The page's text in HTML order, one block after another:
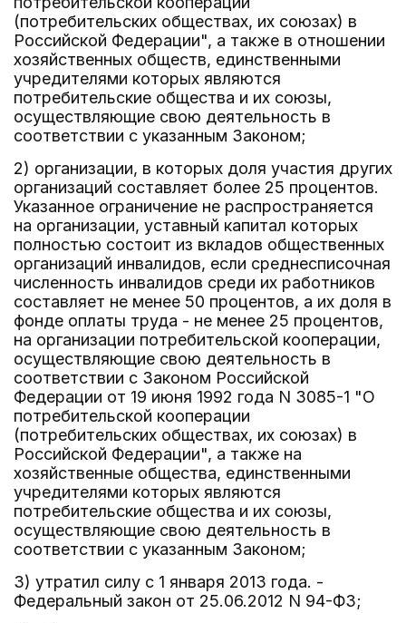
(потребительских обществах, их союзах) в
Российской Федерации", а также в отношении
хозяйственных обществ, единственными
учредителями которых являются
потребительские общества и их союзы,
осуществляющие свою деятельность в
соответствии с указанным Законом;
2) организации, в которых доля участия других
организаций составляет более 25 процентов.
Указанное ограничение не распространяется
на организации, уставный капитал которых
полностью состоит из вкладов общественных
организаций инвалидов, если среднесписочная
численность инвалидов среди их работников
составляет не менее 50 процентов, а их доля в
фонде оплаты труда - не менее 25 процентов,
на организации потребительской кооперации,
осуществляющие свою деятельность в
соответствии с Законом Российской
Федерации от 19 июня 1992 года N 3085-1 "О
потребительской кооперации
(потребительских обществах, их союзах) в
Российской Федерации", а также на
хозяйственные общества, единственными
учредителями которых являются
потребительские общества и их союзы,
осуществляющие свою деятельность в
соответствии с указанным Законом;
3) утратил силу с 1 января 2013 года. -
Федеральный закон от 25.06.2012 N 94-ФЗ;